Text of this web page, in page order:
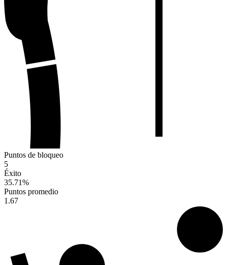
Puntos de bloqueo
5
Éxito
35.71%
Puntos promedio
1.67